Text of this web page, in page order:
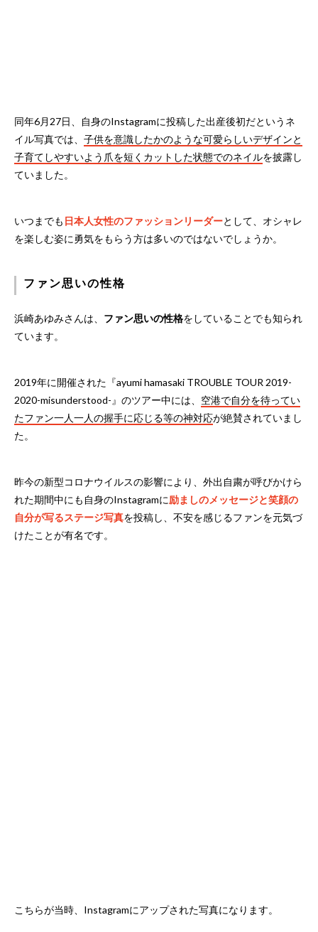
同年6月27日、自身のInstagramに投稿した出産後初だというネ
イル写真では、 子供を意識したかのような可愛らしいデザインと
子育てしやすいよう爪を短くカットした状態でのネイルを披露し
ていました。
いつまでも 日本人女性のファッションリーダーとして、オシャレ
を楽しむ姿に勇気をもらう方は多いのではないでしょうか。
ファン思いの性格
浜崎あゆみさんは、 ファン思いの性格をしていることでも知られ
ています。
2019年に開催された『ayumi hamasaki TROUBLE TOUR 2019-
2020-misunderstood-』のツアー中には、 空港で自分を待ってい
たファン一人一人の握手に応じる等の神対応が絶賛されていまし
た。
昨今の新型コロナウイルスの影響により、外出自粛が呼びかけら
れた期間中にも自身のInstagramに励ましのメッセージと笑顔の
自分が写るステージ写真を投稿し、不安を感じるファンを元気づ
けたことが有名です。
こちらが当時、Instagramにアップされた写真になります。